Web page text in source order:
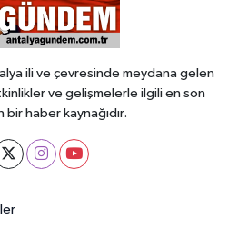
ili ve çevresinde meydana gelen
ve gelişmelerle ilgili en son
haber kaynağıdır.